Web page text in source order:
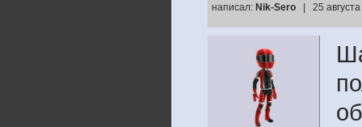
написал: Nik-Sero | 25